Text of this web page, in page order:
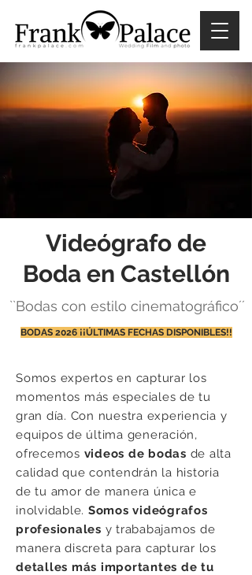
Videógrafo de
Boda en Castellón
``Bodas con estilo cinematográfico´´
BODAS 2026 ¡¡ÚLTIMAS FECHAS DISPONIBLES!!
Somos expertos en capturar los
momentos más especiales de tu
gran día. Con nuestra experiencia y
equipos de última generación,
ofrecemos videos de bodas de alta
calidad que contendrán la historia
de tu amor de manera única e
inolvidable. Somos videógrafos
profesionales y trababajamos de
manera discreta para capturar los
detalles más importantes de tu